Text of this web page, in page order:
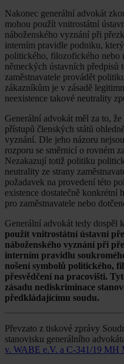
Nakonec generální advokát
mohou použít vnitrostátní
náboženského vyznání při
interním pravidle podniku,
politického, filozofického nebo
německých ústavních předpisů
zaměstnavatele provádět
zákazníkům je v zásadě
neexistence takové neutrality
Generální advokát měl za to,
přístupů členských států
vyznání. Dle jeho názoru
rozporu se směrnicí o rovném
Nezakazují totiž politiku
neutrality ze strany
požadavek na provedení této
existence dostatečně konkrétní
pro zaměstnavatele nebo
Generální advokát tedy dospěl
použít vnitrostátní ústavní
náboženského vyznání při
interním pravidlu
nošení symbolů politického,
přesvědčení na pracovišti.
zásadu nediskriminace
předkládajícímu soudu.
Převzato z tiskové zprávy
stanovisku generálního
v. WABE e.V. a C-341/19 MH